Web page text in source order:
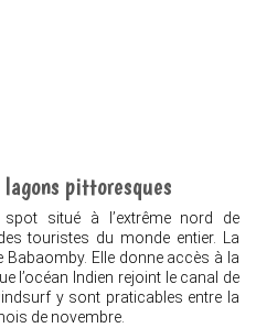
lagons pittoresques
situé à l’extrême nord de
touristes du monde entier. La
Babaomby. Elle donne accès à la
l’océan Indien rejoint le canal de
y sont praticables entre la
de novembre.